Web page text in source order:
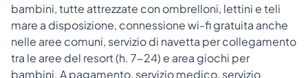
bambini, tutte attrezzate con ombrelloni, lettini e teli
mare a disposizione, connessione wi-fi gratuita anche
nelle aree comuni, servizio di navetta per collegamento
tra le aree del resort (h. 7-24) e area giochi per
bambini. A pagamento, servizio medico, servizio